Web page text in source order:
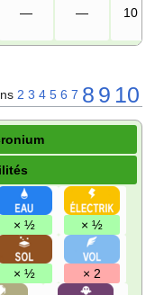
— — 10
2 3 4 5 6 7 8 9 10
× ½ × ½
× ½ × 2